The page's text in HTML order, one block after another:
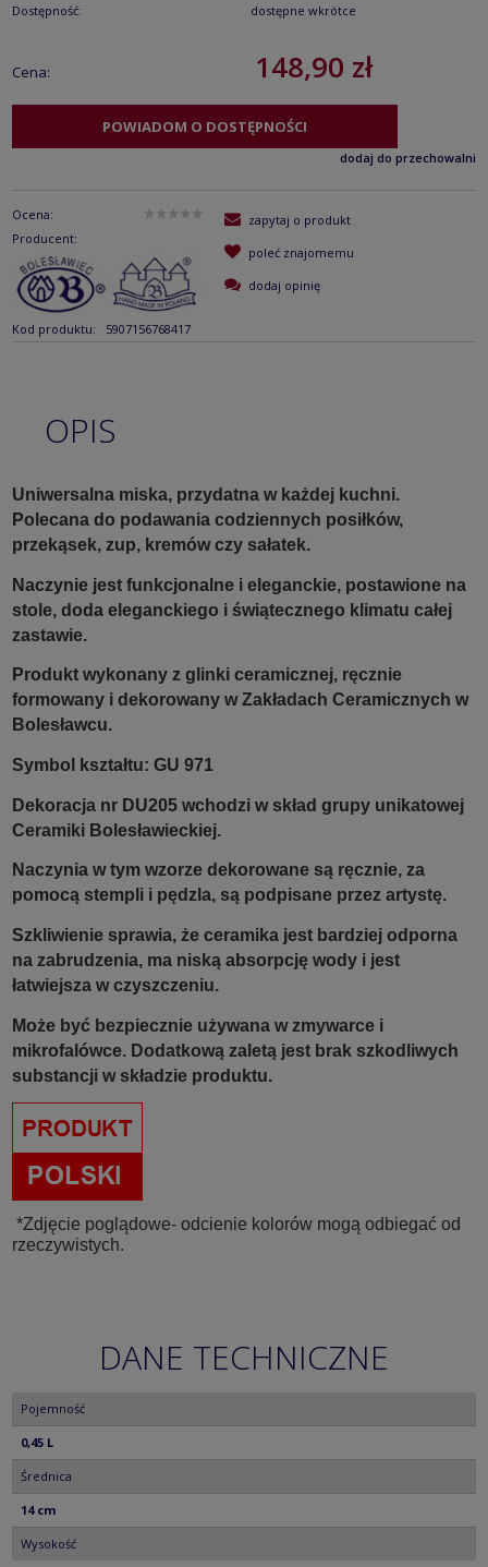
Dostępność: dostępne wkrótce
Cena: 148,90 zł
POWIADOM O DOSTĘPNOŚCI
dodaj do przechowalni
Ocena:
Producent:
Kod produktu: 5907156768417
zapytaj o produkt
poleć znajomemu
dodaj opinię
OPIS
Uniwersalna miska, przydatna w każdej kuchni.
Polecana do podawania codziennych posiłków,
przekąsek, zup, kremów czy sałatek.
Naczynie jest funkcjonalne i eleganckie, postawione na
stole, doda eleganckiego i świątecznego klimatu całej
zastawie.
Produkt wykonany z glinki ceramicznej, ręcznie
formowany i dekorowany w Zakładach Ceramicznych w
Bolesławcu.
Symbol kształtu: GU 971
Dekoracja nr DU205 wchodzi w skład grupy unikatowej
Ceramiki Bolesławieckiej.
Naczynia w tym wzorze dekorowane są ręcznie, za
pomocą stempli i pędzla, są podpisane przez artystę.
Szkliwienie sprawia, że ceramika jest bardziej odporna
na zabrudzenia, ma niską absorpcję wody i jest
łatwiejsza w czyszczeniu.
Może być bezpiecznie używana w zmywarce i
mikrofalówce. Dodatkową zaletą jest brak szkodliwych
substancji w składzie produktu.
*Zdjęcie poglądowe- odcienie kolorów mogą odbiegać od
rzeczywistych.
DANE TECHNICZNE
Pojemność
0,45 L
Średnica
14 cm
Wysokość